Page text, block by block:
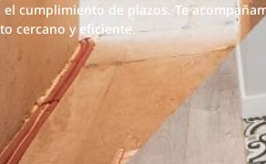
cumplimiento de plazos. Te
cercano y eficiente.